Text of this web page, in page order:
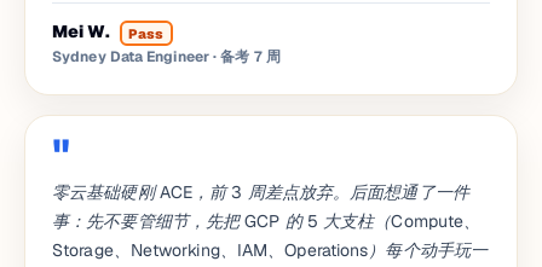
Mei W.
Pass
Sydney Data Engineer· 备考 7 周
零云基础硬刚 ACE，前 3 周差点放弃。后面想通了一件
事：先不要管细节，先把 GCP 的 5 大支柱（Compute、
Storage、Networking、IAM、Operations）每个动手玩一